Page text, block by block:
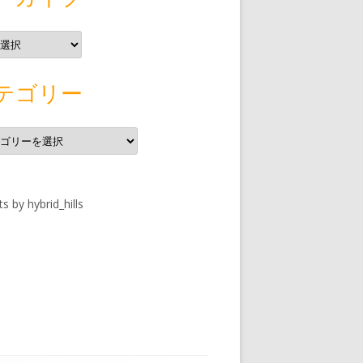
ゴリー
by hybrid_hills